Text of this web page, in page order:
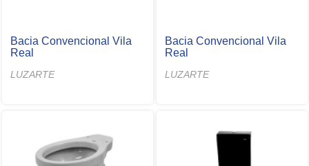
Bacia Convencional Vila
Real
LUZARTE
Bacia Convencional Vila
Real
LUZARTE